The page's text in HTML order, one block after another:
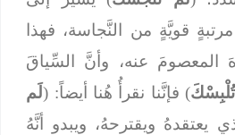
قويَّةٍ من النَّجاسة، فهذا
المعصومَ عنه، وأنَّ السِّياقَ
) فإنَّنا نقرأُ هُنا أيضاً: ( لَم
يعتقدهُ ويقترحهُ، ويبدو أنَّهُ